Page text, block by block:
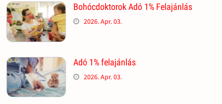
Bohócdoktorok Adó 1% Felajánlás
2026. Apr. 03.
Adó 1% felajánlás
2026. Apr. 03.